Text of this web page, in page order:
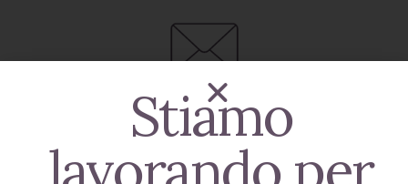
INFO@HOTELSANZACCARIA.COM
Come raggiungerci
Stiamo